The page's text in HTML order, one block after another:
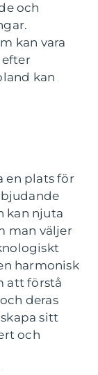
och
kan vara
efter
kan
en plats för
kan njuta
man väljer
harmonisk
att förstå
deras
sitt
och